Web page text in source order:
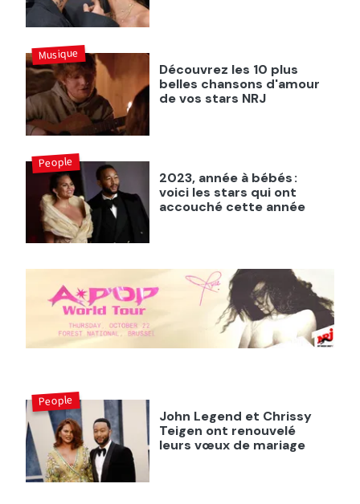
Découvrez les 10 plus
belles chansons d'amour
de vos stars NRJ
Musique
2023, année à bébés :
voici les stars qui ont
accouché cette année
People
John Legend et Chrissy
Teigen ont renouvelé
leurs vœux de mariage
People